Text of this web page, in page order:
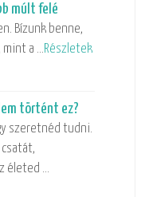
múlt felé
Bízunk benne,
mint a …Részletek
történt ez?
szeretnéd tudni.
életed …